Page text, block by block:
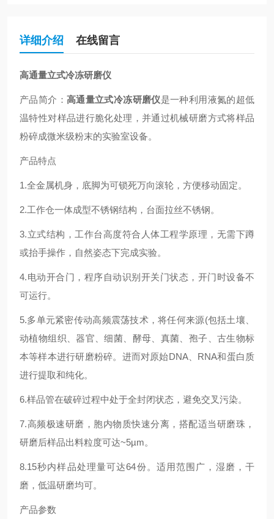
详细介绍 在线留言
高通量立式冷冻研磨仪
产品简介： 高通量立式冷冻研磨仪是一种利用液氮的超低
温特性对样品进行脆化处理，并通过机械研磨方式将样品
粉碎成微米级粉末的实验室设备。
产品特点
1.全金属机身，底脚为可锁死万向滚轮，方便移动固定。
2.工作仓一体成型不锈钢结构，台面拉丝不锈钢。
3.立式结构，工作台高度符合人体工程学原理，无需下蹲
或抬手操作，自然姿态下完成实验。
4.电动开合门，程序自动识别开关门状态，开门时设备不
可运行。
5.多单元紧密传动高频震荡技术，将任何来源(包括土壤、
动植物组织、器官、细菌、酵母、真菌、孢子、古生物标
本等样本进行研磨粉碎。进而对原始DNA、RNA和蛋白质
进行提取和纯化。
6.样品管在破碎过程中处于全封闭状态，避免交叉污染。
7.高频极速研磨，胞内物质快速分离，搭配适当研磨珠，
研磨后样品出料粒度可达~5µm。
8.15秒内样品处理量可达64份。适用范围广，湿磨，干
磨，低温研磨均可。
产品参数